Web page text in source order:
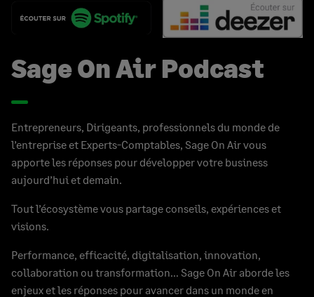
Sage On Air Podcast
Entrepreneurs, Dirigeants, professionnels du monde de
l’entreprise et Experts-Comptables, Sage On Air vous
apporte les réponses pour développer votre business
aujourd’hui et demain.
Tout l’écosystème vous partage conseils, expériences et
visions.
Performance, efficacité, digitalisation, innovation,
collaboration ou transformation… Sage On Air aborde les
enjeux et les réponses pour avancer dans un monde en